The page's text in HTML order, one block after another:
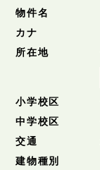
物件名
カナ
所在地
小学校区
中学校区
交通
建物種別